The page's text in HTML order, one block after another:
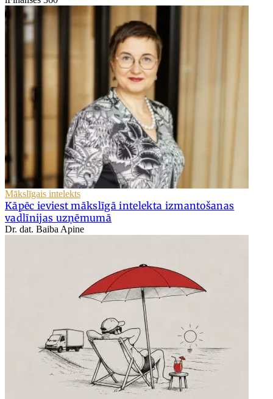
Mākslīgais intelekts
Kāpēc ieviest mākslīgā intelekta izmantošanas
vadlīnijas uzņēmumā
Dr. dat. Baiba Apine